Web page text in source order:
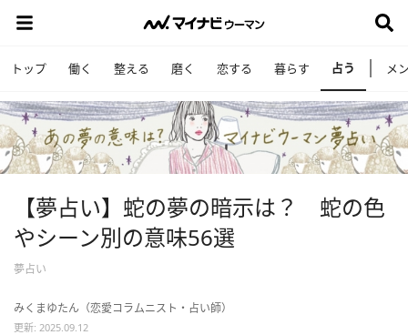
トップ 働く 整える 磨く 恋する 暮らす 占う メ
【夢占い】蛇の夢の暗示は？ 蛇の色
やシーン別の意味56選
夢占い
みくまゆたん（恋愛コラムニスト・占い師）
更新: 2025.09.12